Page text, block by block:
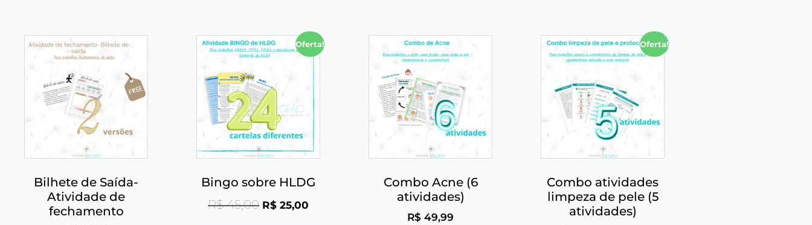
Bilhete de Saída-
Atividade de
fechamento
Oferta!
Bingo sobre HLDG
R$45,00 R$ 25,00
Combo Acne (6
atividades)
R$ 49,99
Oferta!
Combo atividades
limpeza de pele (5
atividades)